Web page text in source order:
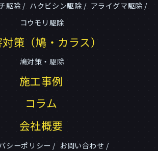
駆除 ハクビシン駆除
アライグマ駆除
コウモリ駆除
策（鳩・カラス）
鳩対策・駆除
施工事例
コラム
会社概要
シーポリシー お問い合わせ